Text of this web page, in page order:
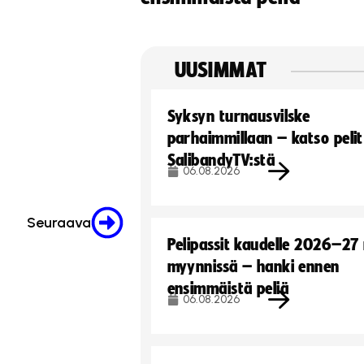
Seuraava
UUSIMMAT
Syksyn turnausvilske
parhaimmillaan – katso pelit
SalibandyTV:stä
06.08.2026
Pelipassit kaudelle
myynnissä – hanki ennen
ensimmäistä peliä
06.08.2026